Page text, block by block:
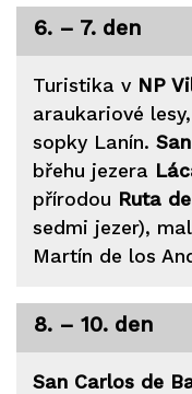
6. – 7. den
Turistika v NP
araukariové
sopky Lanín.
břehu jezera
přírodou Ruta
sedmi jezer),
Martín de los
8. – 10. den
San Carlos de